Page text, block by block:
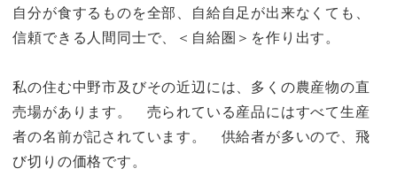
自分が食するものを全部、自給自足が出来なくても、
信頼できる人間同士で、＜自給圏＞を作り出す。
私の住む中野市及びその近辺には、多くの農産物の直
売場があります。 売られている産品にはすべて生産
者の名前が記されています。 供給者が多いので、飛
び切りの価格です。